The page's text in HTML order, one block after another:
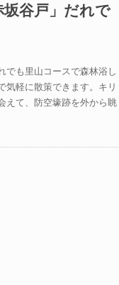
坂谷戸」だれで
でも里山コースで森林浴し
気軽に散策できます。キリ
えて、防空壕跡を外から眺